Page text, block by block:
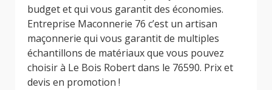
budget et qui vous garantit des économies.
Entreprise Maconnerie 76 c’est un artisan
maçonnerie qui vous garantit de multiples
échantillons de matériaux que vous pouvez
choisir à Le Bois Robert dans le 76590. Prix et
devis en promotion !